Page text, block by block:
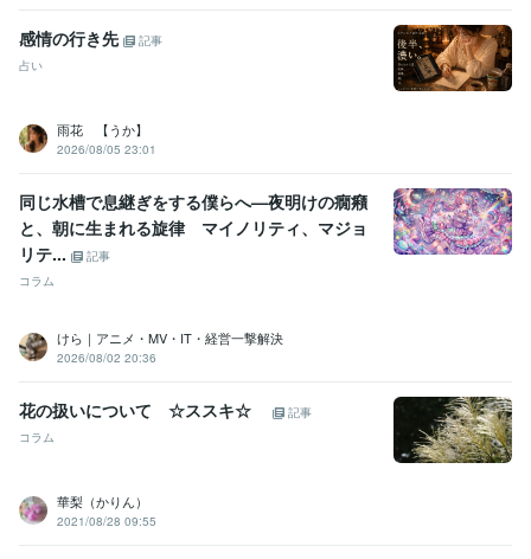
感情の行き先
記事
占い
雨花 【うか】
2026/08/05 23:01
同じ水槽で息継ぎをする僕らへ—夜明けの癇癪
と、朝に生まれる旋律 マイノリティ、マジョ
リテ...
記事
コラム
けら｜アニメ・MV・IT・経営一撃解決
2026/08/02 20:36
花の扱いについて ☆ススキ☆
記事
コラム
華梨（かりん）
2021/08/28 09:55